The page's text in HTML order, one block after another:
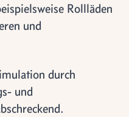
Rollläden
und
durch
und